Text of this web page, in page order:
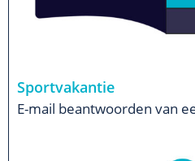
Sportvakantie
E-mail beantwoorden van